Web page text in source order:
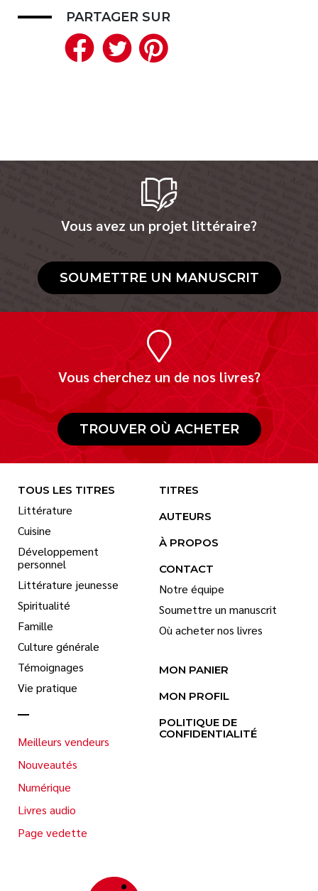
PARTAGER SUR
Facebook
Twitter
Vous avez un projet littéraire?
SOUMETTRE UN MANUSCRIT
Vous cherchez un de nos livres?
TROUVER OÙ ACHETER
TOUS LES TITRES
Littérature
Cuisine
Développement
personnel
Littérature jeunesse
Spiritualité
Famille
Culture générale
Témoignages
Vie pratique
Meilleurs vendeurs
Nouveautés
Numérique
Livres audio
Page vedette
TITRES
AUTEURS
À PROPOS
CONTACT
Notre équipe
Soumettre un manuscrit
Où acheter nos livres
MON PANIER
MON PROFIL
POLITIQUE DE
CONFIDENTIALITÉ